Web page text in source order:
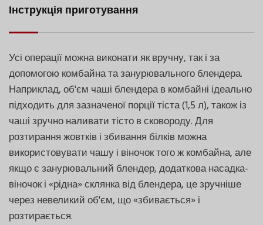
Інструкція приготування
Усі операції можна виконати як вручну, так і за
допомогою комбайна та занурювального блендера.
Наприклад, об'єм чаші блендера в комбайні ідеально
підходить для зазначеної порції тіста (1,5 л), також із
чаші зручно наливати тісто в сковороду. Для
розтирання жовтків і збивання білків можна
використовувати чашу і віночок того ж комбайна, але
якщо є занурювальний блендер, додаткова насадка-
віночок і «рідна» склянка від блендера, це зручніше
через невеликий об'єм, що «збивається» і
розтирається.